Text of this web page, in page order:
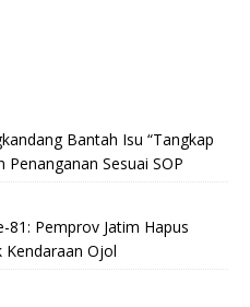
Bantah Isu “Tangkap
Penanganan Sesuai SOP
81: Pemprov Jatim Hapus
Kendaraan Ojol